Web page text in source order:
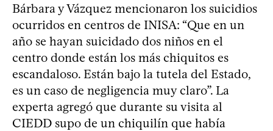
Bárbara y Vázquez mencionaron los suicidios
ocurridos en centros de INISA: “Que en un
año se hayan suicidado dos niños en el
centro donde están los más chiquitos es
escandaloso. Están bajo la tutela del Estado,
es un caso de negligencia muy claro”. La
experta agregó que durante su visita al
CIEDD supo de un chiquilín que había